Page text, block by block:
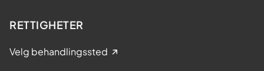
RETTIGHETER
Velg behandlingssted